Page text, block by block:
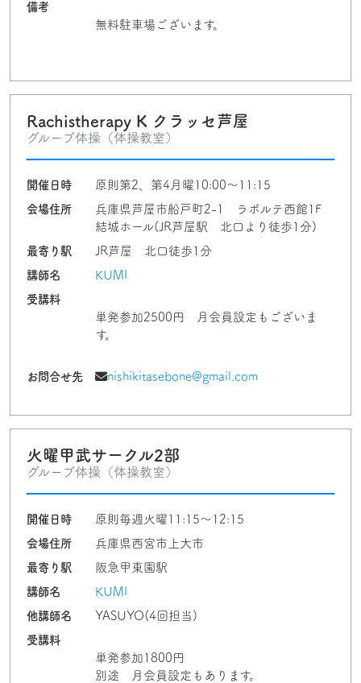
備考
無料駐車場ございます。
Rachistherapy K クラッセ芦屋
グループ体操（体操教室）
開催日時
原則第2、第4月曜10:00～11:15
会場住所
兵庫県芦屋市船戸町2-1 ラポルテ西館1F
結城ホール(JR芦屋駅 北口より徒歩1分)
最寄り駅
JR芦屋 北口徒歩1分
講師名
KUMI
受講料
単発参加2500円 月会員設定もございま
す。
お問合せ先 nishikitasebone@gmail.com
火曜甲武サークル2部
グループ体操（体操教室）
開催日時
原則毎週火曜11:15～12:15
会場住所
兵庫県西宮市上大市
最寄り駅
阪急甲東園駅
講師名
KUMI
他講師名
YASUYO(4回担当)
受講料
単発参加1800円
別途 月会員設定もあります。